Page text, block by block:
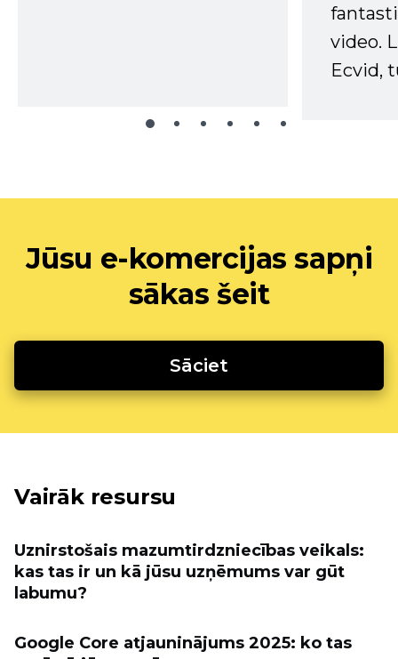
video.
Ecvid,
Jūsu e-komercijas sapņi
sākas šeit
Sāciet
Vairāk resursu
Uznirstošais mazumtirdzniecības veikals:
kas tas ir un kā jūsu uzņēmums var gūt
labumu?
Google Core atjauninājums 2025: ko tas